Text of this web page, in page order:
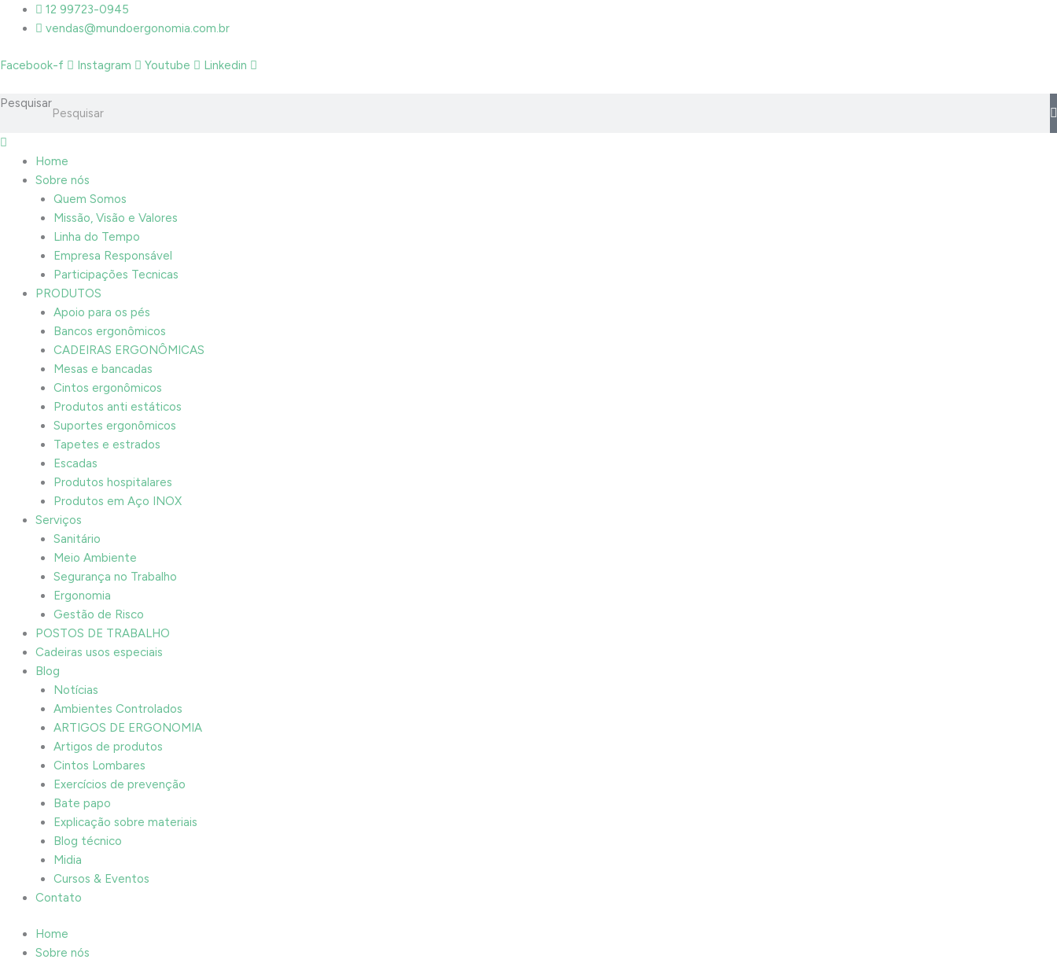
conteúdo
12 99723-0945
vendas@mundoergonomia.com.br
Facebook-f Instagram Youtube Linkedin
Pesquisar
Home
Sobre nós
Quem Somos
Missão, Visão e Valores
Linha do Tempo
Empresa Responsável
Participações Tecnicas
PRODUTOS
Apoio para os pés
Bancos ergonômicos
CADEIRAS ERGONÔMICAS
Mesas e bancadas
Cintos ergonômicos
Produtos anti estáticos
Suportes ergonômicos
Tapetes e estrados
Escadas
Produtos hospitalares
Produtos em Aço INOX
Serviços
Sanitário
Meio Ambiente
Segurança no Trabalho
Ergonomia
Gestão de Risco
POSTOS DE TRABALHO
Cadeiras usos especiais
Blog
Notícias
Ambientes Controlados
ARTIGOS DE ERGONOMIA
Artigos de produtos
Cintos Lombares
Exercícios de prevenção
Bate papo
Explicação sobre materiais
Blog técnico
Midia
Cursos & Eventos
Contato
Home
Sobre nós